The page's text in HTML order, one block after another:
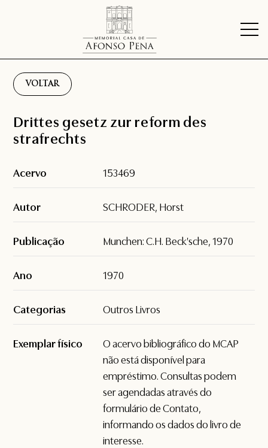
VOLTAR
Drittes gesetz zur reform des
strafrechts
Acervo 153469
Autor SCHRODER, Horst
Publicação Munchen: C.H. Beck'sche, 1970
Ano 1970
Categorias Outros Livros
Exemplar físico
O acervo bibliográfico do MCAP
não está disponível para
empréstimo. Consultas podem
ser agendadas através do
formulário deContato,
informando os dados do livro de
interesse.